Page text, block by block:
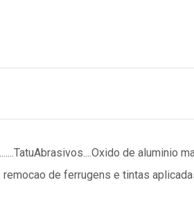
de
de ferrugens e tintas